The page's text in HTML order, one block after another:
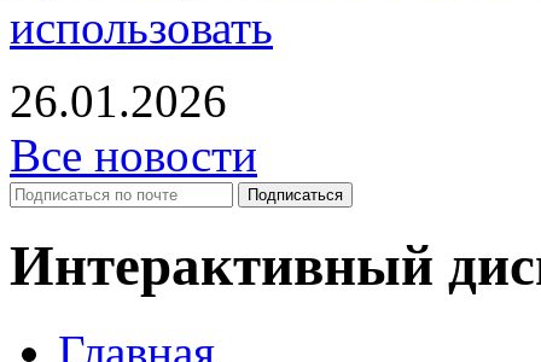
использовать
26.01.2026
Все новости
Интерактивный
Главная